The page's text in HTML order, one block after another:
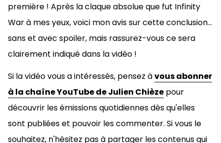
première ! Après la claque absolue que fut Infinity
War à mes yeux, voici mon avis sur cette conclusion...
sans et avec spoiler, mais rassurez-vous ce sera
clairement indiqué dans la vidéo !
Si la vidéo vous a intéressés, pensez àvous abonner
à la chaîne YouTube de Julien Chièze pour
découvrir les émissions quotidiennes dès qu'elles
sont publiées et pouvoir les commenter. Si vous le
souhaitez, n'hésitez pas à partager les contenus qui